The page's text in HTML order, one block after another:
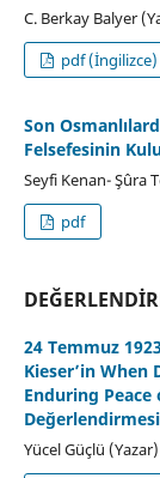
C. Berkay Balyer
pdf (İngilizce)
Son
Felsefesinin
Seyfi Kenan- Şûra
pdf
24 Temmuz
Kieser’in When
Enduring Peace
Değerlendirmesi
Yücel Güçlü (Yazar)